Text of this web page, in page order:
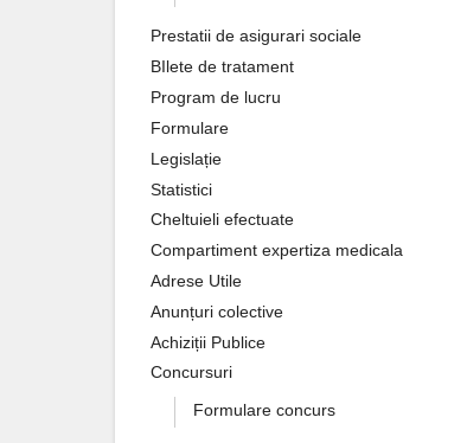
Prestatii de asigurari sociale
BIlete de tratament
Program de lucru
Formulare
Legislație
Statistici
Cheltuieli efectuate
Compartiment expertiza medicala
Adrese Utile
Anunțuri colective
Achiziții Publice
Concursuri
Formulare concurs